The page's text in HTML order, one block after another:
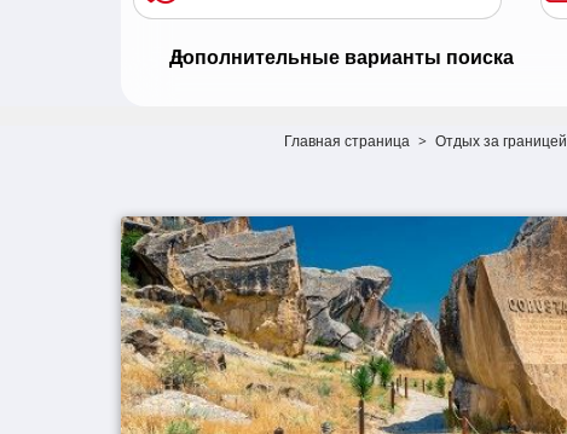
Дополнительные варианты поиска
Главная страница > Отдых за границей